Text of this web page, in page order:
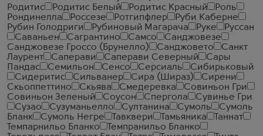
Родитис
Родитис Белый Родитис Красный
Роль
Рондинелла
Россезе Ротгипфлер
Руби Каберне
Рубин Голодриги
Рубиновый Магарача Руке
Руссан
Саваньен
Сагрантино Самсо
Санджовезе
Санджовезе Гроссо (Брунелло)
Санджовето
Санкт
Лаурент
Саперави Саперави Северный
Сары
Пандас
Семильон Сенсо Серсиаль
Сибирьковый
Сидеритис
Сильванер Сира (Шираз)
Сирени
Скьоппеттино
Скьява Смедеревка
Совиньон Гри
Совиньон Зеленый
Соусон Спергола
Сувинье Гри
Сузао
Сузуманьелло Султанина Сумоль
Сумоль
Бланк
Сумоль Негре Тавквери Тамьяника
Таннат
Темпарнильо Бланко
Темпранильо Бланко